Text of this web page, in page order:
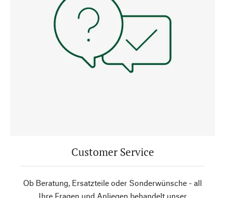
Customer Service
Ob Beratung, Ersatzteile oder Sonderwünsche - all
Ihre Fragen und Anliegen behandelt unser